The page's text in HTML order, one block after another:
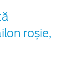
roșie,